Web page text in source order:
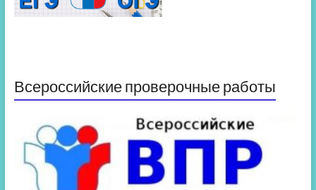
Всероссийские проверочные работы